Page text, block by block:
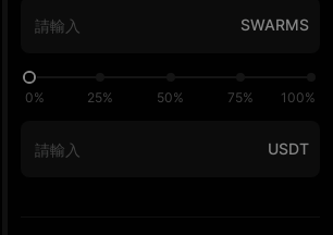
SWARMS
0% 25% 50% 75% 100%
USDT